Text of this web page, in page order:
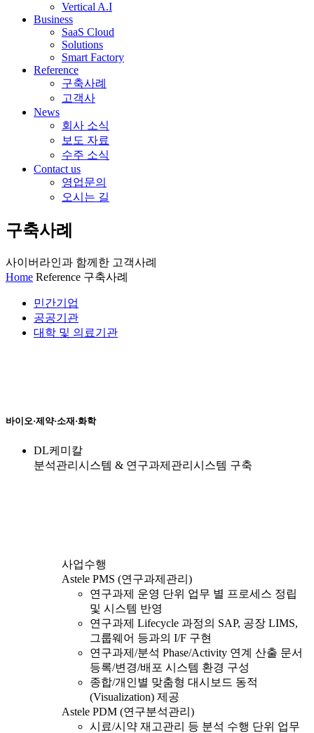
Vertical A.I
Business
SaaS Cloud
Solutions
Smart Factory
Reference
구축사례
고객사
News
회사 소식
보도 자료
수주 소식
Contact us
영업문의
오시는 길
구축사례
사이버라인과 함께한 고객사례
Home Reference 구축사례
민간기업
공공기관
대학 및 의료기관
바이오·제약·소재·화학
DL케미칼
분석관리시스템 & 연구과제관리시스템 구축
사업수행
Astele PMS (연구과제관리)
연구과제 운영 단위 업무 별 프로세스 정립
및 시스템 반영
연구과제 Lifecycle 과정의 SAP, 공장 LIMS,
그룹웨어 등과의 I/F 구현
연구과제/분석 Phase/Activity 연계 산출 문서
등록/변경/배포 시스템 환경 구성
종합/개인별 맞춤형 대시보드 동적
(Visualization) 제공
Astele PDM (연구분석관리)
시료/시약 재고관리 등 분석 수행 단위 업무